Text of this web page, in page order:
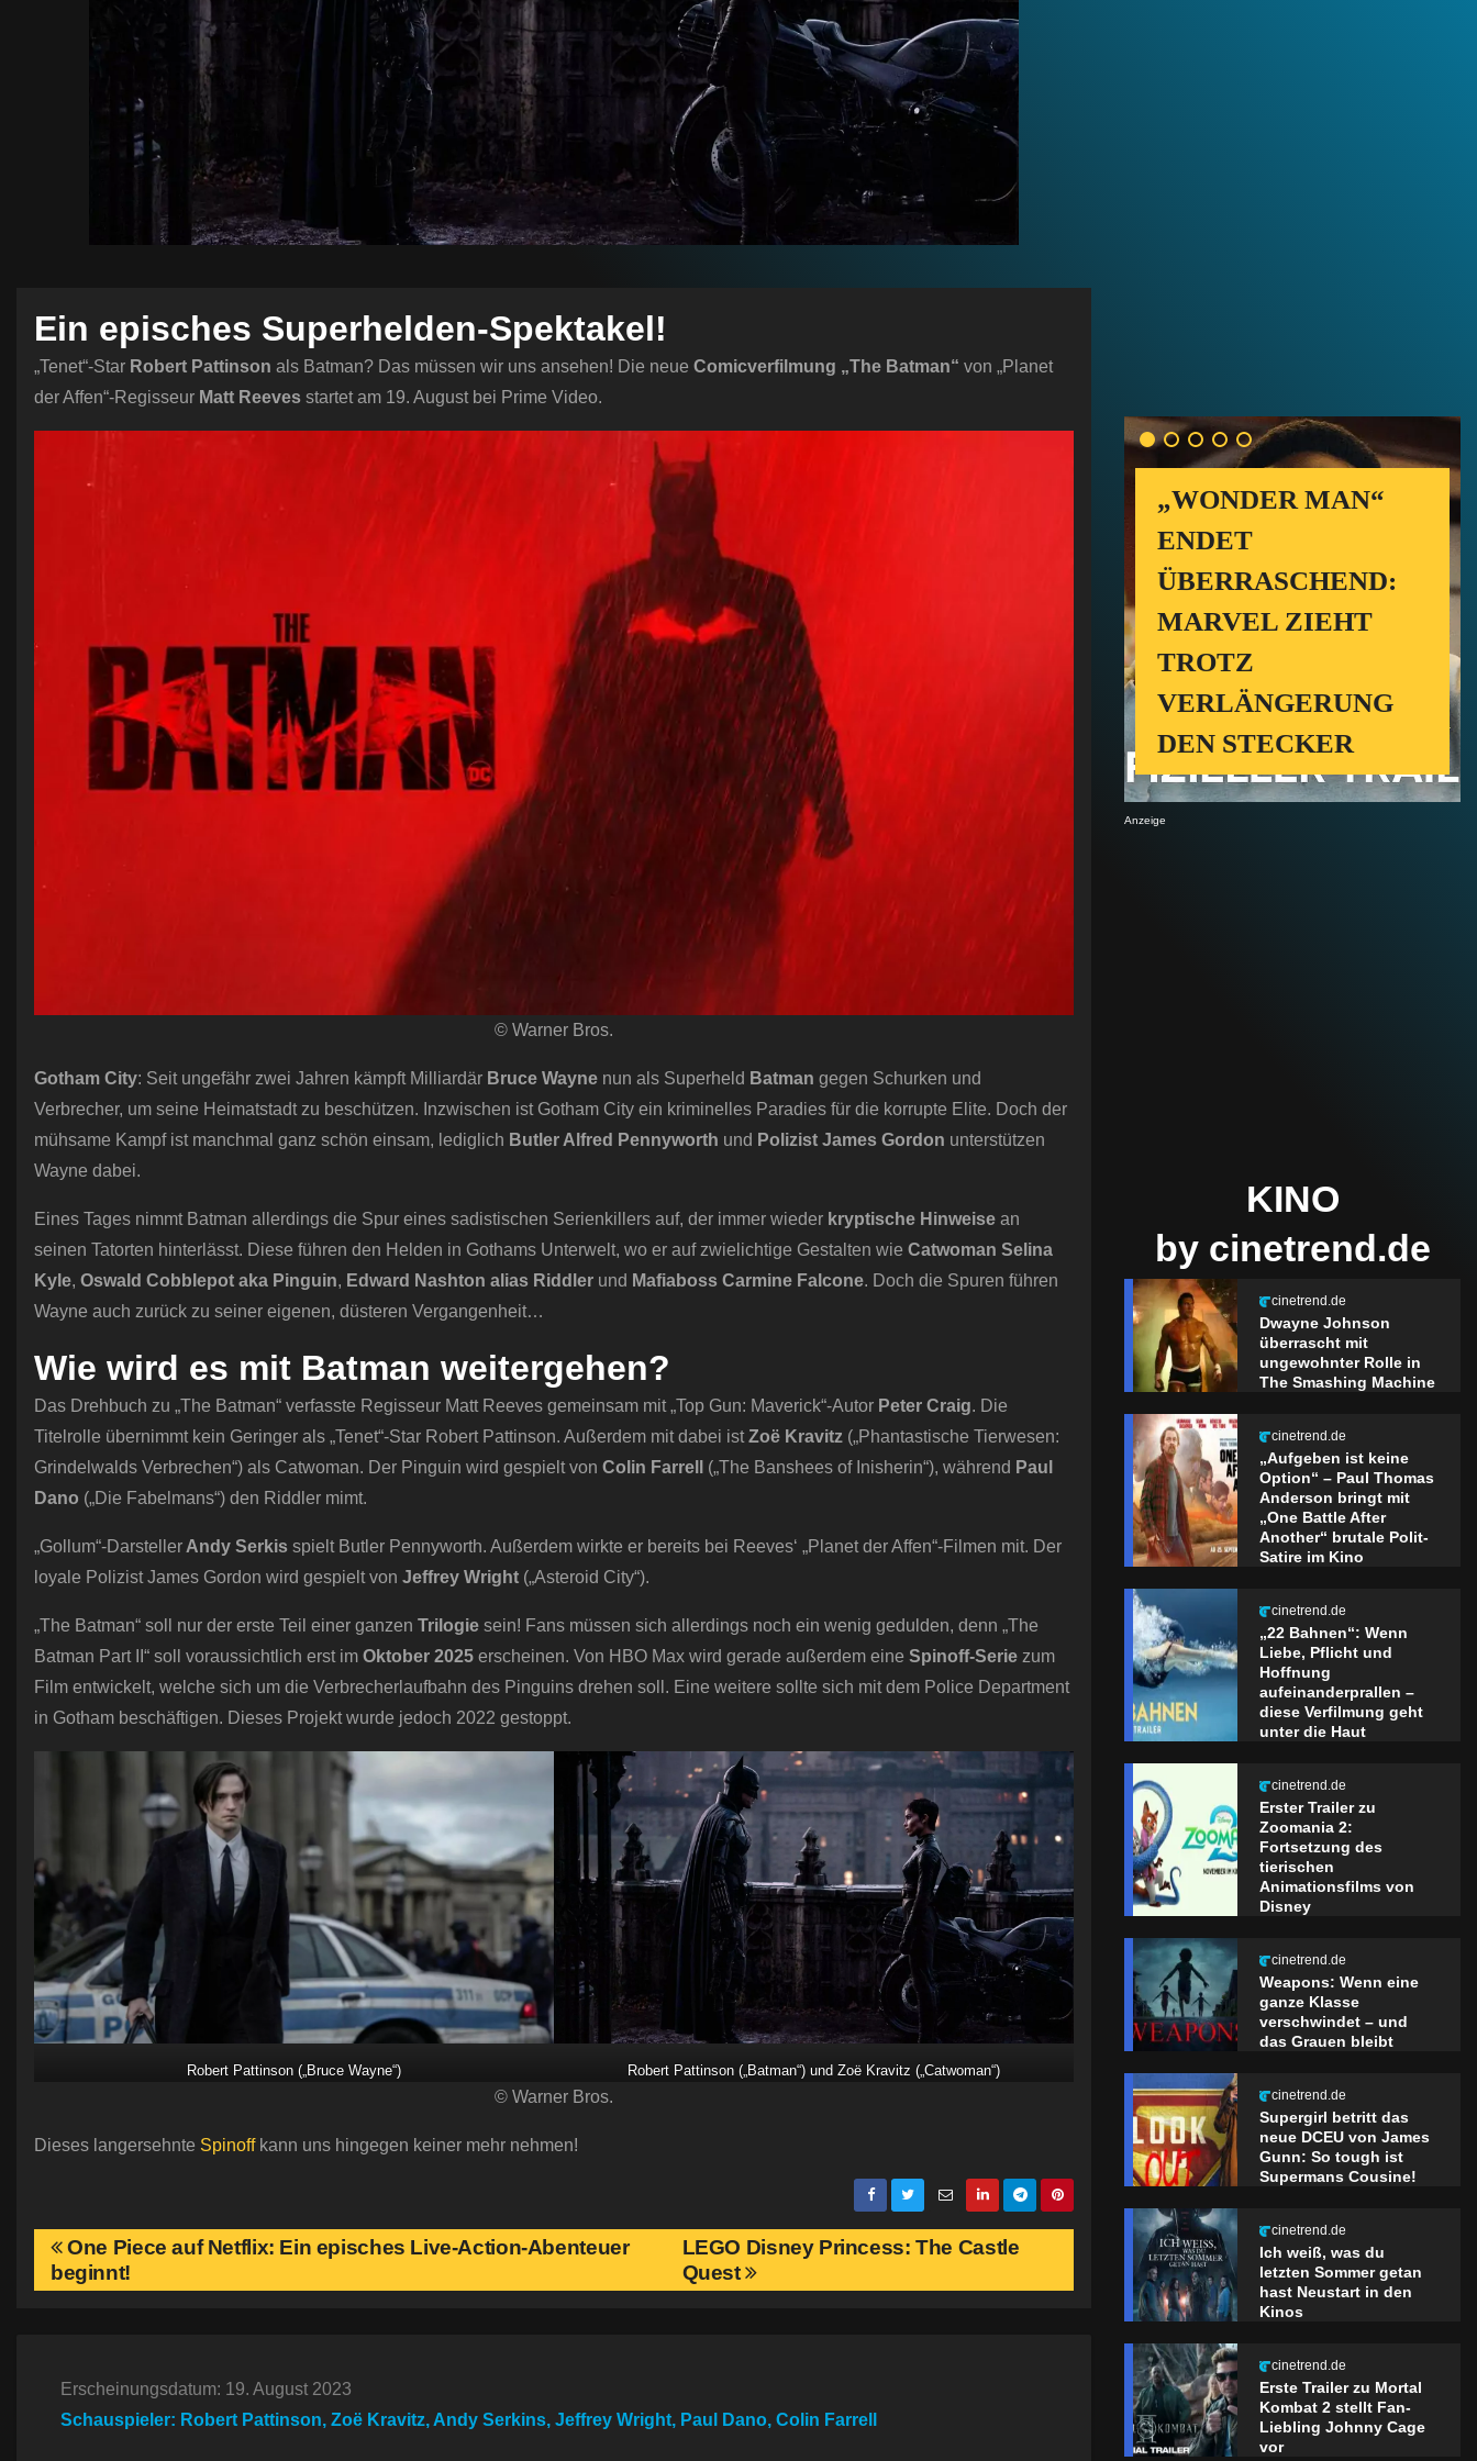
Ein episches Superhelden-Spektakel!
„Tenet“-Star Robert Pattinson als Batman? Das müssen wir uns ansehen! Die neue Comicverfilmung „The Batman“ von „Planet
der Affen“-Regisseur Matt Reeves startet am 19. August bei Prime Video.
© Warner Bros.
Gotham City: Seit ungefähr zwei Jahren kämpft Milliardär Bruce Wayne nun als Superheld Batman gegen Schurken und
Verbrecher, um seine Heimatstadt zu beschützen. Inzwischen ist Gotham City ein kriminelles Paradies für die korrupte Elite. Doch der
mühsame Kampf ist manchmal ganz schön einsam, lediglich Butler Alfred Pennyworth und Polizist James Gordon unterstützen
Wayne dabei.
Eines Tages nimmt Batman allerdings die Spur eines sadistischen Serienkillers auf, der immer wieder kryptische Hinweise an
seinen Tatorten hinterlässt. Diese führen den Helden in Gothams Unterwelt, wo er auf zwielichtige Gestalten wie Catwoman Selina
Kyle, Oswald Cobblepot aka Pinguin, Edward Nashton alias Riddler und Mafiaboss Carmine Falcone. Doch die Spuren führen
Wayne auch zurück zu seiner eigenen, düsteren Vergangenheit…
Wie wird es mit Batman weitergehen?
Das Drehbuch zu „The Batman“ verfasste Regisseur Matt Reeves gemeinsam mit „Top Gun: Maverick“-Autor Peter Craig. Die
Titelrolle übernimmt kein Geringer als „Tenet“-Star Robert Pattinson. Außerdem mit dabei ist Zoë Kravitz („Phantastische Tierwesen:
Grindelwalds Verbrechen“) als Catwoman. Der Pinguin wird gespielt von Colin Farrell („The Banshees of Inisherin“), während Paul
Dano („Die Fabelmans“) den Riddler mimt.
„Gollum“-Darsteller Andy Serkis spielt Butler Pennyworth. Außerdem wirkte er bereits bei Reeves‘ „Planet der Affen“-Filmen mit. Der
loyale Polizist James Gordon wird gespielt von Jeffrey Wright („Asteroid City“).
„The Batman“ soll nur der erste Teil einer ganzen Trilogie sein! Fans müssen sich allerdings noch ein wenig gedulden, denn „The
Batman Part II“ soll voraussichtlich erst im Oktober 2025 erscheinen. Von HBO Max wird gerade außerdem eine Spinoff-Serie zum
Film entwickelt, welche sich um die Verbrecherlaufbahn des Pinguins drehen soll. Eine weitere sollte sich mit dem Police Department
in Gotham beschäftigen. Dieses Projekt wurde jedoch 2022 gestoppt.
Robert Pattinson („Bruce Wayne“) Robert Pattinson („Batman“) und Zoë Kravitz („Catwoman“)
© Warner Bros.
Dieses langersehnte Spinoffkann uns hingegen keiner mehr nehmen!
B
e
LEGO Disney Princess: The Castle
Quest
One Piece auf Netflix: Ein episches Live-Action-Abenteuer
beginnt!
Erscheinungsdatum: 19. August 2023
Schauspieler: Robert Pattinson, Zoë Kravitz, Andy Serkins, Jeffrey Wright, Paul Dano, Colin Farrell
„WONDER MAN“
ENDET
ÜBERRASCHEND:
MARVEL ZIEHT
TROTZ
VERLÄNGERUNG
DEN STECKER
Anzeige
KINO
by cinetrend.de
cinetrend.de
Dwayne Johnson
überrascht mit
ungewohnter Rolle in
The Smashing Machine
cinetrend.de
„Aufgeben ist keine
Option“ – Paul Thomas
Anderson bringt mit
„One Battle After
Another“ brutale Polit-
Satire im Kino
cinetrend.de
„22 Bahnen“: Wenn
Liebe, Pflicht und
Hoffnung
aufeinanderprallen –
diese Verfilmung geht
unter die Haut
cinetrend.de
Erster Trailer zu
Zoomania 2:
Fortsetzung des
tierischen
Animationsfilms von
Disney
cinetrend.de
Weapons: Wenn eine
ganze Klasse
verschwindet – und
das Grauen bleibt
cinetrend.de
Supergirl betritt das
neue DCEU von James
Gunn: So tough ist
Supermans Cousine!
cinetrend.de
Ich weiß, was du
letzten Sommer getan
hast Neustart in den
Kinos
cinetrend.de
Erste Trailer zu Mortal
Kombat 2 stellt Fan-
Liebling Johnny Cage
vor